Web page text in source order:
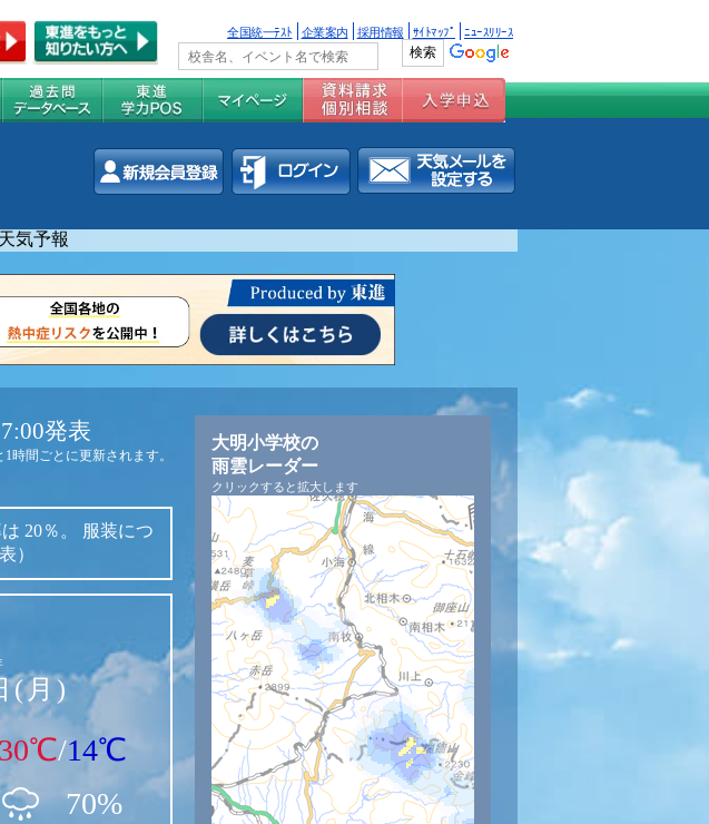
全国統一ﾃｽﾄ 企業案内 採用情報 ｻｲﾄﾏｯﾌﾟ ﾆｭｰｽﾘﾘｰｽ
気予報
発表
1時間ごとに更新されます。
20％。
服装につ
）
(月)
30℃/14℃
70%
大明小学校の
雨雲レーダー
クリックすると拡大します